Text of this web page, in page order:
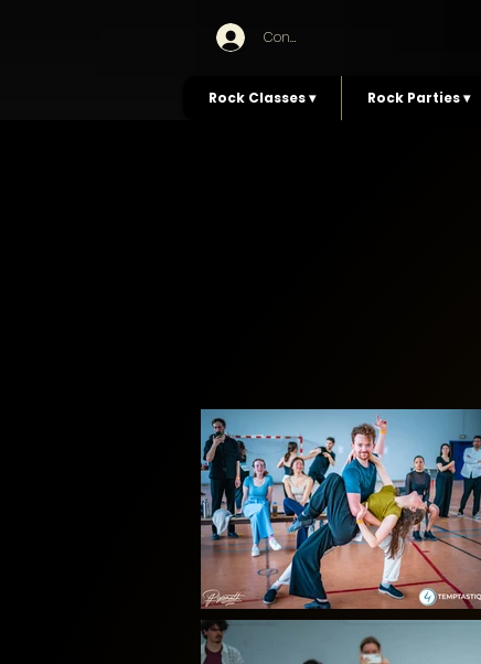
Connexion
Rock Classes ▾ Rock Parties ▾